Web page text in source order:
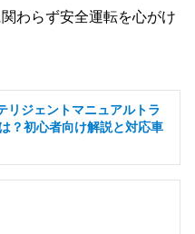
わらず安全運転を心がけ
リジェントマニュアルトラ
？初心者向け解説と対応車